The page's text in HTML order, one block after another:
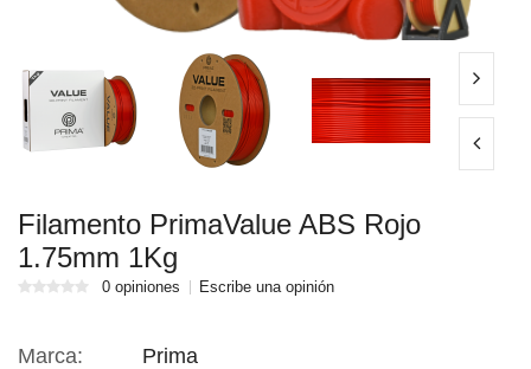
Filamento PrimaValue ABS Rojo
1.75mm 1Kg
0 opiniones Escribe una opinión
Marca:
Prima